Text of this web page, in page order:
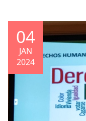
04
JAN
2024